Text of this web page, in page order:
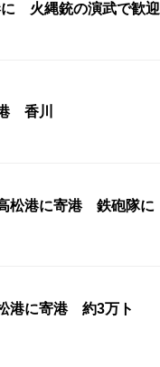
に 火縄銃の演武で歓迎
香川
松港に寄港 鉄砲隊に
港に寄港 約3万ト